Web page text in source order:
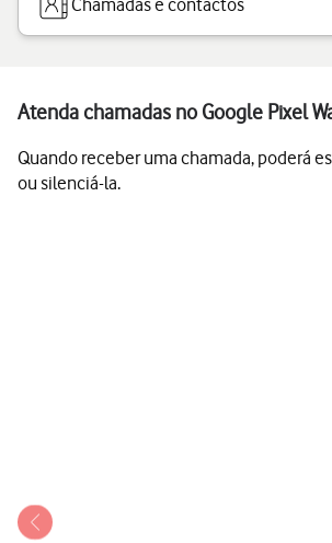
Chamadas e contactos
Atenda chamadas no Google Pixel
Quando receber uma chamada, poderá
ou silenciá-la.